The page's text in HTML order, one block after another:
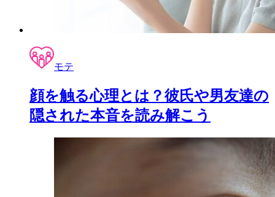
モテ
顔を触る心理とは？彼氏や男友達の
隠された本音を読み解こう